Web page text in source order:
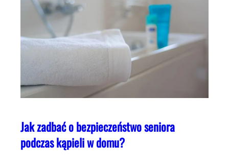
Jak zadbać o bezpieczeństwo seniora
podczas kąpieli w domu?